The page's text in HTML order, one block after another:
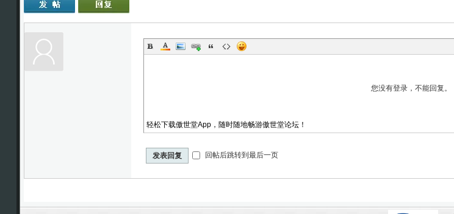
轻松下载傲世堂App，随时随地畅游傲世堂论坛！
发表回复 回帖后跳转到最后一页